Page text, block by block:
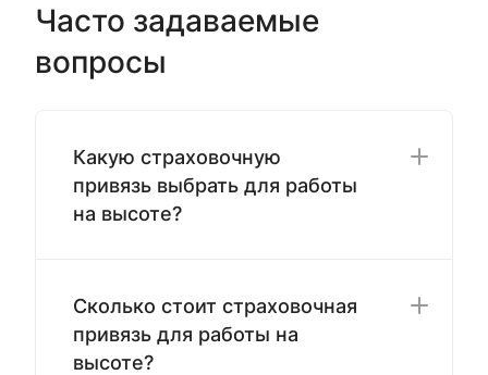
Часто задаваемые
вопросы
Какую страховочную
привязь выбрать для работы
на высоте?
Сколько стоит страховочная
привязь для работы на
высоте?